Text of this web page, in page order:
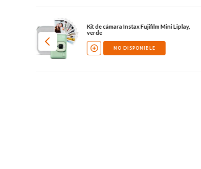
Kit de cámara Instax Fujifilm Mini Liplay,
verde
NO DISPONIBLE